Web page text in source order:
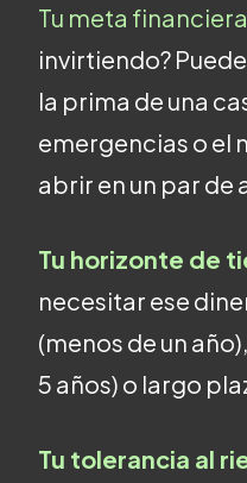
Tu meta
invirtiendo?
la prima de una
emergencias o el
abrir en un par de
Tu horizonte de
necesitar ese
(menos de un
5 años) o largo
Tu tolerancia al